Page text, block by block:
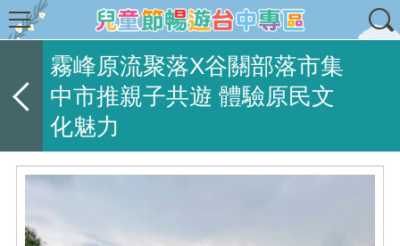
霧峰原流聚落X谷關部落市集
中市推親子共遊 體驗原民文
化魅力